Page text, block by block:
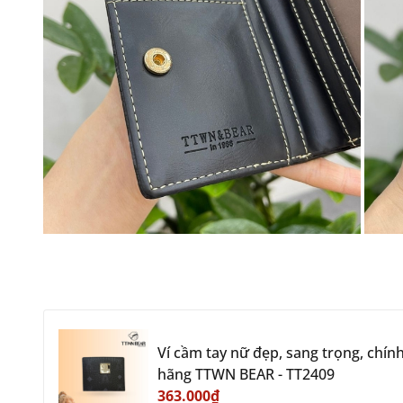
Ví cầm tay nữ đẹp, sang trọng, chính
hãng TTWN BEAR - TT2409
363.000₫